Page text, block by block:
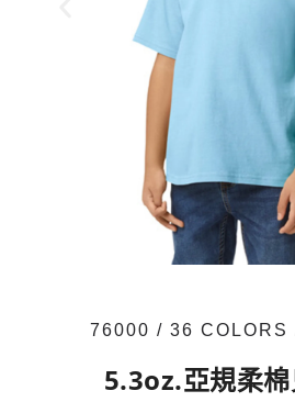
76000 / 36 COLORS
5.3oz.亞規柔